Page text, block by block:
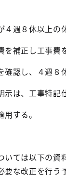
週８休以上の
補正し工事費
し、４週８休
は、工事特記
する。
ては以下の資料
な改正を行う